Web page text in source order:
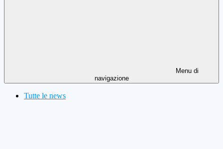
Menu di
navigazione
Tutte le news